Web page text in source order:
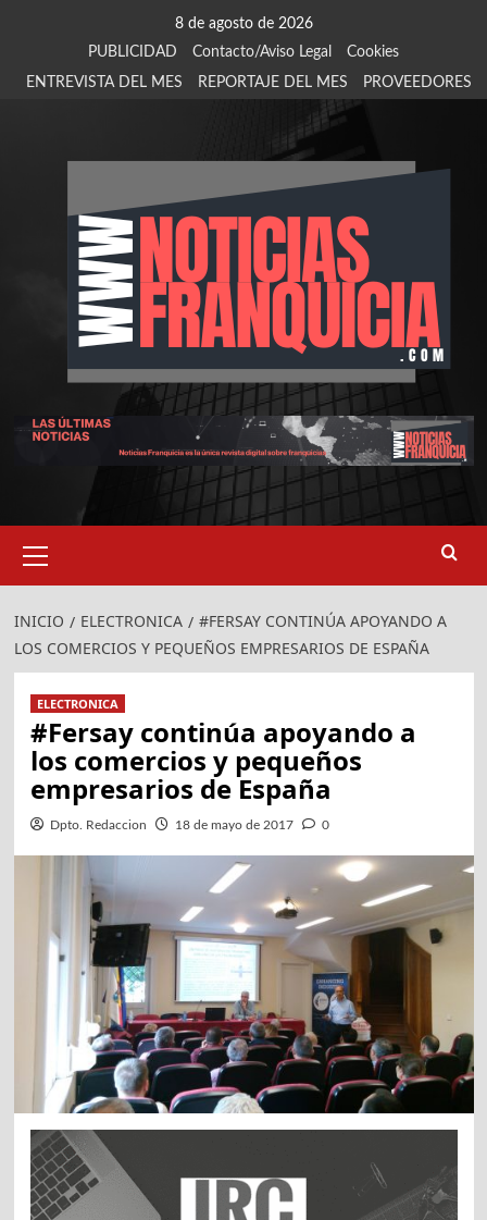
8 de agosto de 2026
PUBLICIDAD
Contacto/Aviso Legal
Cookies
ENTREVISTA DEL MES
REPORTAJE DEL MES PROVEEDORES
primario
INICIO ELECTRONICA
#FERSAY CONTINÚA APOYANDO A
LOS COMERCIOS Y PEQUEÑOS EMPRESARIOS DE ESPAÑA
ELECTRONICA
#Fersay continúa apoyando a
los comercios y pequeños
empresarios de España
Dpto. Redaccion 18 de mayo de 2017 0
924 907